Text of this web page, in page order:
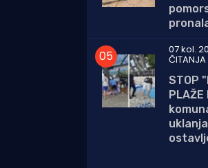
07 kol.
ČITANJA
STOP